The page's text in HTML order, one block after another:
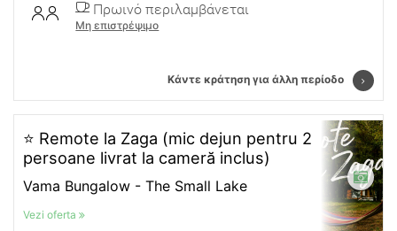
Πρωινό περιλαμβάνεται
Μη επιστρέψιμο
Κάντε κράτηση για άλλη περίοδο
⭐ Remote la Zaga (mic dejun pentru 2
persoane livrat la cameră inclus)
Vama Bungalow - The Small Lake
Vezi oferta